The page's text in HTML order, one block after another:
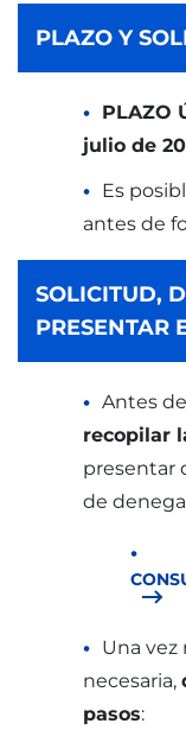
PLAZO Y
PLAZO
julio de
Es
antes de
SOLICITUD,
PRESENTAR
Antes
recopilar
presentar
de
Una vez
necesaria,
pasos: